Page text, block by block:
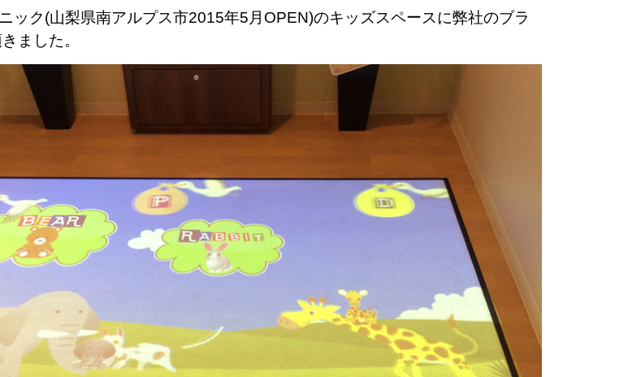
ック(山梨県南アルプス市2015年5月OPEN)のキッズスペースに弊社のブラ
ました。